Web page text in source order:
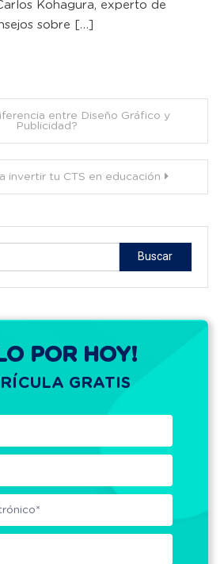
Kohagura, experto de
sobre […]
entre Diseño Gráfico y
Publicidad?
invertir tu CTS en educación
Buscar:
POR HOY!
GRATIS